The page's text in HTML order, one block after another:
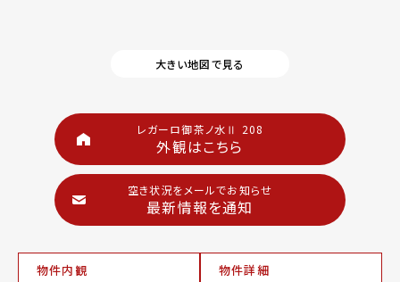
大きい地図で見る
レガーロ御茶ノ水Ⅱ 208
外観はこちら
空き状況をメールでお知らせ
最新情報を通知
物件内観 物件詳細